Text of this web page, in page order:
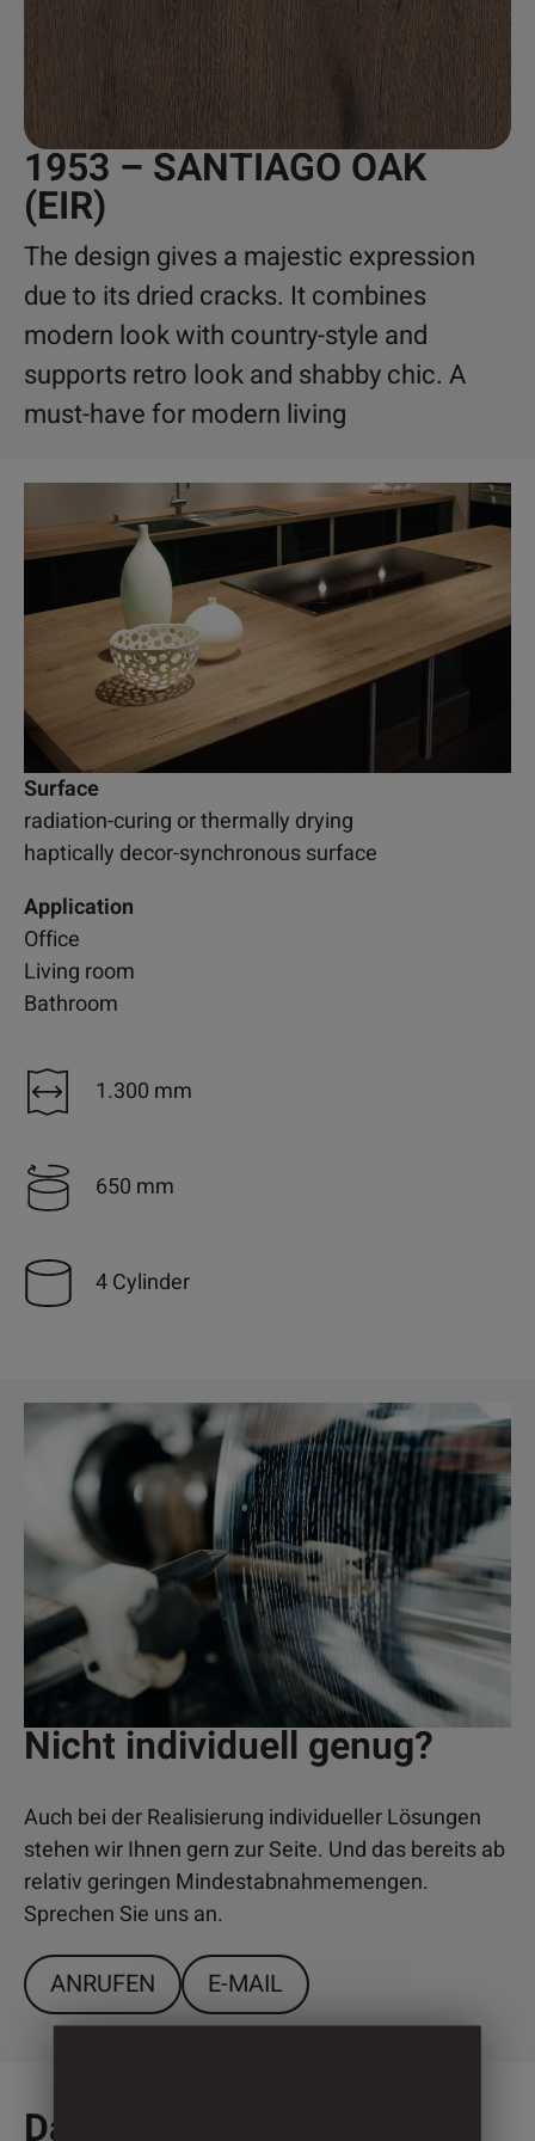
1953 – SANTIAGO OAK
(EIR)
The design gives a majestic expression
due to its dried cracks. It combines
modern look with country-style and
supports retro look and shabby chic. A
must-have for modern living
Surface
radiation-curing or thermally drying
haptically decor-synchronous surface
Application
Office
Living room
Bathroom
1.300 mm
650 mm
4 Cylinder
Nicht individuell genug?
Auch bei der Realisierung individueller Lösungen
stehen wir Ihnen gern zur Seite. Und das bereits ab
relativ geringen Mindestabnahmemengen.
Sprechen Sie uns an.
ANRUFEN E-MAIL
Das könnte Sie auch